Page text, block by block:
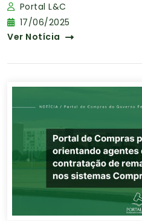
Portal L&C
17/06/2025
Ver Notícia